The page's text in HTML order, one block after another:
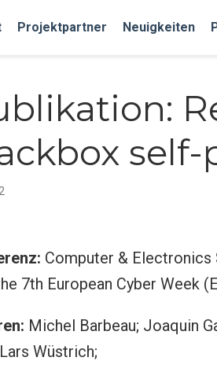
Projektpartner Neuigkeiten
Computer &
7th European Cyber Week
Michel Barbeau; Joaquin
Wüstrich;